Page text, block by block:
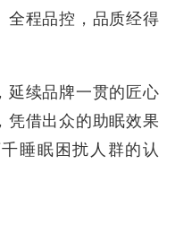
全程品控，品质经得
延续品牌一贯的匠心
凭借出众的助眠效果
睡眠困扰人群的认